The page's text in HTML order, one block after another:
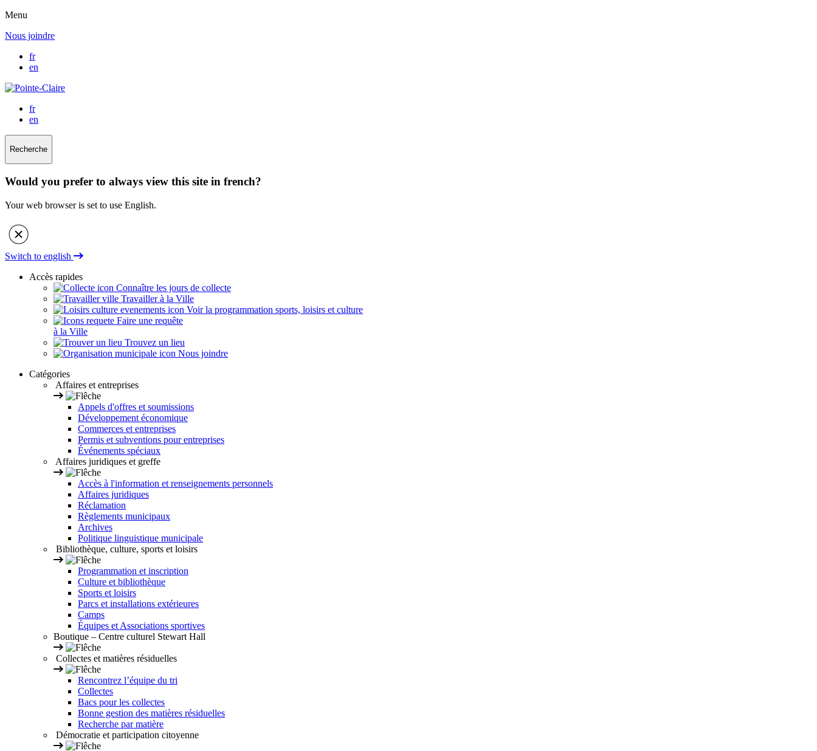
Menu
Nous joindre
fr
en
fr
en
Recherche
Would you prefer to always view this site in french?
Your web browser is set to use English.
Switch to english
Accès rapides
Connaître les jours de collecte
Travailler à la Ville
Voir la programmation sports, loisirs et culture
Faire une requête
à la Ville
Trouvez un lieu
Nous joindre
Catégories
Affaires et entreprises
Appels d'offres et soumissions
Développement économique
Commerces et entreprises
Permis et subventions pour entreprises
Événements spéciaux
Affaires juridiques et greffe
Accès à l'information et renseignements personnels
Affaires juridiques
Réclamation
Règlements municipaux
Archives
Politique linguistique municipale
Bibliothèque, culture, sports et loisirs
Programmation et inscription
Culture et bibliothèque
Sports et loisirs
Parcs et installations extérieures
Camps
Équipes et Associations sportives
Boutique – Centre culturel Stewart Hall
Collectes et matières résiduelles
Rencontrez l’équipe du tri
Collectes
Bacs pour les collectes
Bonne gestion des matières résiduelles
Recherche par matière
Démocratie et participation citoyenne